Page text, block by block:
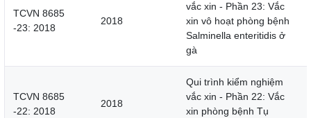
TCVN 8685
-23: 2018
2018
vắc xin - Phần 23: Vắc
xin vô hoạt phòng bệnh
Salminella enteritidis ở
gà
TCVN 8685
-22: 2018
2018
Qui trình kiểm nghiệm
vắc xin - Phần 22: Vắc
xin phòng bệnh Tụ